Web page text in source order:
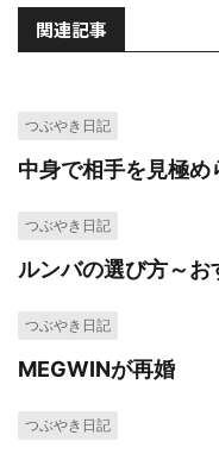
関連記事
つぶやき日記
中身で相手を見極め
つぶやき日記
ルンバの選び方～お
つぶやき日記
MEGWINが再婚
つぶやき日記